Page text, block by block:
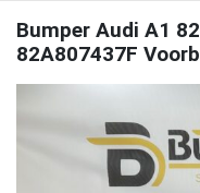
Bumper Audi A1
82A807437F